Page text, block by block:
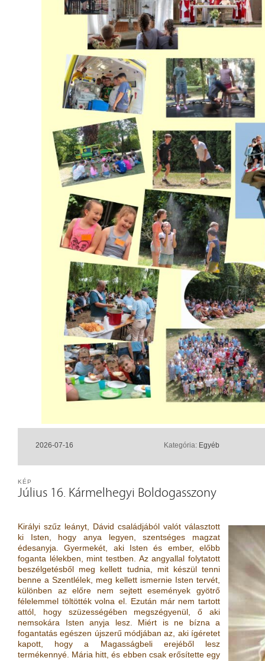
2026-07-16 Kategória: Egyéb
Július 16. Kármelhegyi Boldogasszony
KÉP
Királyi szűz leányt, Dávid családjából valót választott
ki Isten, hogy anya legyen, szentséges magzat
édesanyja. Gyermekét, aki Isten és ember, előbb
foganta lélekben, mint testben. Az angyallal folytatott
beszélgetésből meg kellett tudnia, mit készül tenni
benne a Szentlélek, meg kellett ismernie Isten tervét,
különben az előre nem sejtett események gyötrő
félelemmel töltötték volna el. Ezután már nem tartott
attól, hogy szüzességében megszégyenül, ő aki
nemsokára Isten anyja lesz. Miért is ne bízna a
fogantatás egészen újszerű módjában az, aki ígéretet
kapott, hogy a Magasságbeli erejéből lesz
termékennyé. Mária hitt, és ebben csak erősítette egy